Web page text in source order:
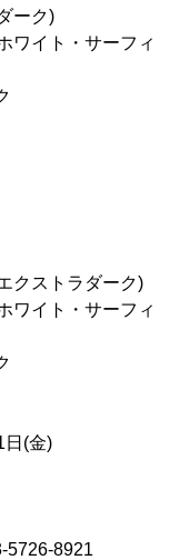
ーク)
ワイト・サーフィ
クストラダーク)
ワイト・サーフィ
日(金)
8921